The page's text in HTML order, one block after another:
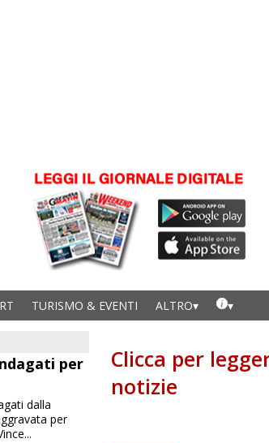
TURISMO & EVENTI ALTRO
per
dalla
per
Clicca per
notizie